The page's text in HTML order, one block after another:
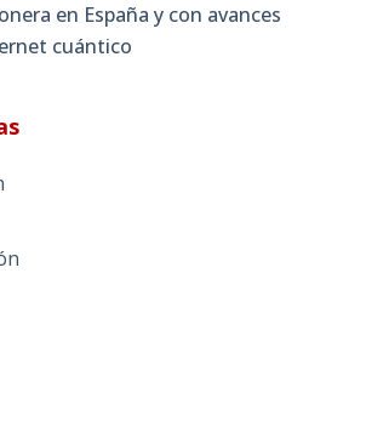
en España y con avances
cuántico